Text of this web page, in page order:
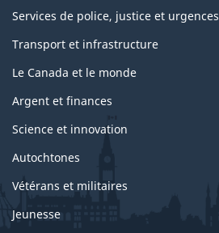
Services de police, justice et urgences
Transport et infrastructure
Le Canada et le monde
Argent et finances
Science et innovation
Autochtones
Vétérans et militaires
Jeunesse